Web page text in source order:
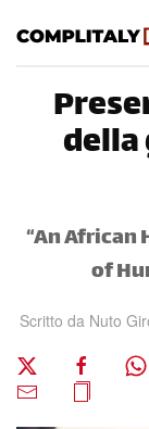
“An African
of
Scritto da Nuto